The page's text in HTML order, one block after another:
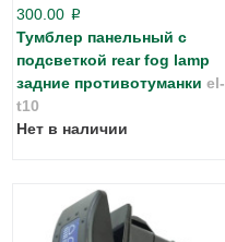
300.00 p
Тумблер панельный с
подсветкой rear fog lamp
задние противотуманки el-
t10
Нет в наличии